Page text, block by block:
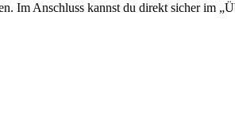
Im Anschluss kannst du direkt sicher im